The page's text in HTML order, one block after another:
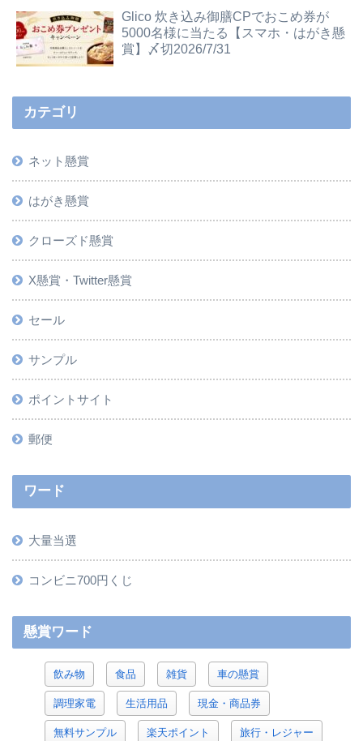
Glico 炊き込み御膳CPでおこめ券が
5000名様に当たる【スマホ・はがき懸
賞】〆切2026/7/31
カテゴリ
ネット懸賞
はがき懸賞
クローズド懸賞
X懸賞・Twitter懸賞
セール
サンプル
ポイントサイト
郵便
ワード
大量当選
コンビニ700円くじ
懸賞ワード
飲み物 食品 雑貨 車の懸賞
調理家電 生活用品 現金・商品券
無料サンプル 楽天ポイント 旅行・レジャー